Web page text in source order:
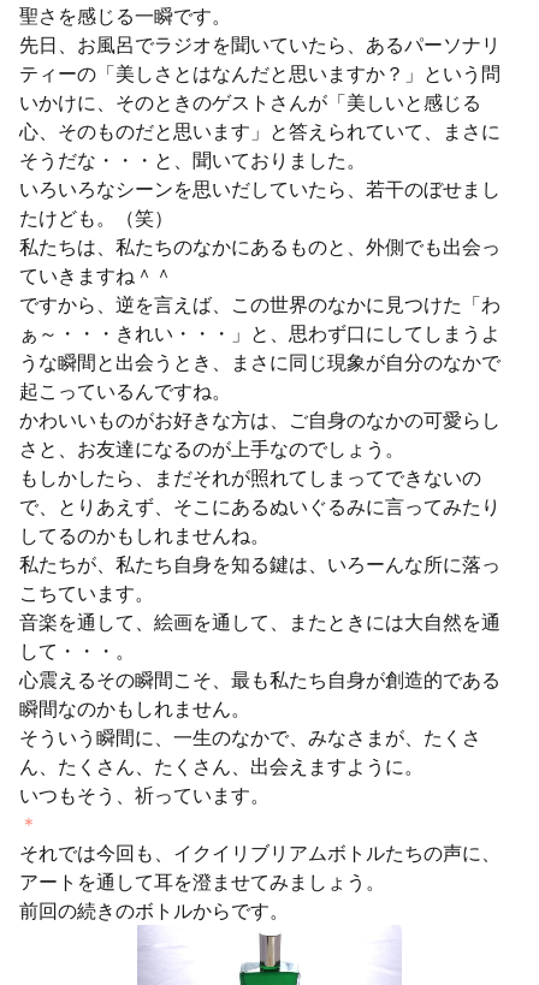
聖さを感じる一瞬です。
先日、お風呂でラジオを聞いていたら、あるパーソナリ
ティーの「美しさとはなんだと思いますか？」という問
いかけに、そのときのゲストさんが「美しいと感じる
心、そのものだと思います」と答えられていて、まさに
そうだな・・・と、聞いておりました。
いろいろなシーンを思いだしていたら、若干のぼせまし
たけども。（笑）
私たちは、私たちのなかにあるものと、外側でも出会っ
ていきますね＾＾
ですから、逆を言えば、この世界のなかに見つけた「わ
ぁ～・・・きれい・・・」と、思わず口にしてしまうよ
うな瞬間と出会うとき、まさに同じ現象が自分のなかで
起こっているんですね。
かわいいものがお好きな方は、ご自身のなかの可愛らし
さと、お友達になるのが上手なのでしょう。
もしかしたら、まだそれが照れてしまってできないの
で、とりあえず、そこにあるぬいぐるみに言ってみたり
してるのかもしれませんね。
私たちが、私たち自身を知る鍵は、いろーんな所に落っ
こちています。
音楽を通して、絵画を通して、またときには大自然を通
して・・・。
心震えるその瞬間こそ、最も私たち自身が創造的である
瞬間なのかもしれません。
そういう瞬間に、一生のなかで、みなさまが、たくさ
ん、たくさん、たくさん、出会えますように。
いつもそう、祈っています。
＊
それでは今回も、イクイリブリアムボトルたちの声に、
アートを通して耳を澄ませてみましょう。
前回の続きのボトルからです。